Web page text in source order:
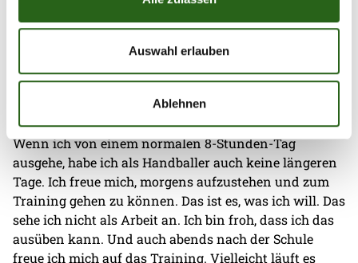
Auswahl erlauben
Ablehnen
Zwischen Geschäftsstelle und
Trainingshalle
Wie funktioniert der Spagat zwischen Leistungssport
Wenn ich von einem normalen 8-Stunden-Tag
ausgehe, habe ich als Handballer auch keine längeren
Tage. Ich freue mich, morgens aufzustehen und zum
Training gehen zu können. Das ist es, was ich will. Das
sehe ich nicht als Arbeit an. Ich bin froh, dass ich das
ausüben kann. Und auch abends nach der Schule
freue ich mich auf das Training. Vielleicht läuft es